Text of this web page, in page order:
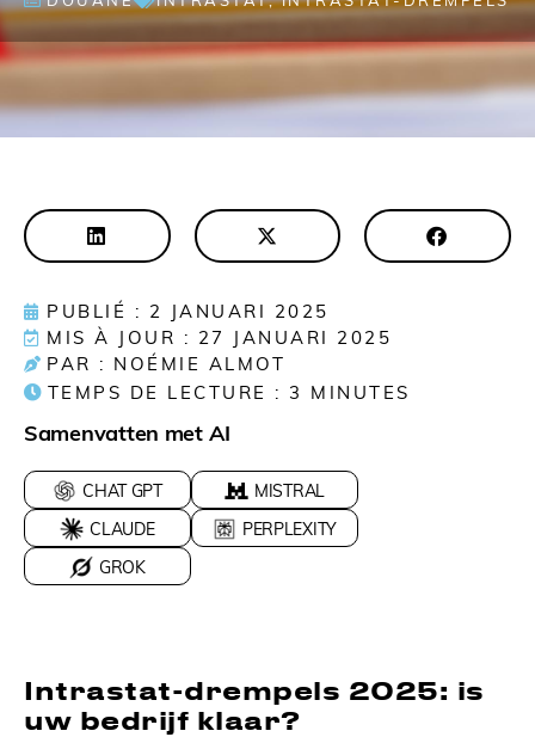
PUBLIÉ : 2 JANUARI 2025
MIS À JOUR : 27 JANUARI 2025
PAR : NOÉMIE ALMOT
TEMPS DE LECTURE : 3 MINUTES
Samenvatten met AI
CHAT GPT
MISTRAL
CLAUDE
PERPLEXITY
GROK
Intrastat-drempels 2025: is
uw bedrijf klaar?